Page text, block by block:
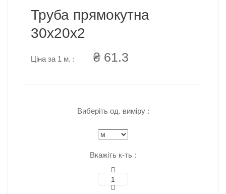
Труба прямокутна
30х20х2
Ціна за 1 м. : ₴ 61.3
Виберіть од. виміру :
Вкажіть к-ть :